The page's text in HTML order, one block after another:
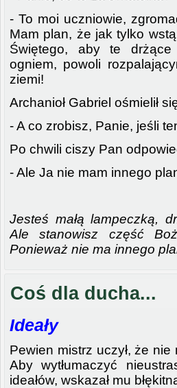
- To moi uczniowie,
Mam plan, że jak tylko
Świętego, aby te drżące
ogniem, powoli
ziemi!
Archanioł Gabriel ośmielił
- A co zrobisz, Panie, jeśli
Po chwili ciszy Pan
- Ale Ja nie mam innego
Jesteś małą lampeczką,
Ale stanowisz część
Ponieważ nie ma innego
Coś dla ducha...
Ideały
Pewien mistrz uczył, że
Aby wytłumaczyć
ideałów, wskazał mu